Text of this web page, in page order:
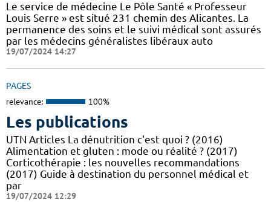
Le service de médecine Le Pôle Santé « Professeur
Louis Serre » est situé 231 chemin des Alicantes. La
permanence des soins et le suivi médical sont assurés
par les médecins généralistes libéraux auto
19/07/2024 14:27
PAGES
relevance: 100%
Les publications
UTN Articles La dénutrition c'est quoi ? (2016)
Alimentation et gluten : mode ou réalité ? (2017)
Corticothérapie : les nouvelles recommandations
(2017) Guide à destination du personnel médical et
par
19/07/2024 12:29